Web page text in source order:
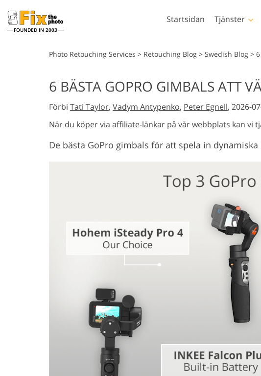
FOUNDED IN 2003
Startsidan Tjänster
inteligenciou
Produktfotoredigering Fotoredigering av
Lightroom
Lightroom-
förinställningar
LR Preset Collections
Mobila förinställningar
Photoshop
Photoshop-åtgärder
Photoshop penslar
Photoshop-överlägg
Photoshop texturer
samlingar
Photo Retouching Services > Retouching Blog > Swedish Blog >
6 BÄSTA GOPRO GIMBALS ATT
Förbi Tati Taylor, Vadym Antypenko, Peter Egnell, 2026-
När du köper via affiliate-länkar på vår webbplats kan vi
De bästa GoPro gimbals för att spela in